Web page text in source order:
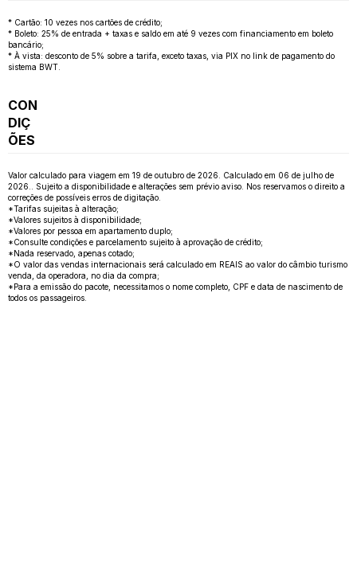
* Cartão: 10 vezes nos cartões de crédito;
* Boleto: 25% de entrada + taxas e saldo em até 9 vezes com financiamento em boleto
bancário;
* À vista: desconto de 5% sobre a tarifa, exceto taxas, via PIX no link de pagamento do
sistema BWT.
CON
DIÇ
ÕES
Valor calculado para viagem em 19 de outubro de 2026. Calculado em 06 de julho de
2026.. Sujeito a disponibilidade e alterações sem prévio aviso. Nos reservamos o direito a
correções de possíveis erros de digitação.
*Tarifas sujeitas à alteração;
*Valores sujeitos à disponibilidade;
*Valores por pessoa em apartamento duplo;
*Consulte condições e parcelamento sujeito à aprovação de crédito;
*Nada reservado, apenas cotado;
*O valor das vendas internacionais será calculado em REAIS ao valor do câmbio turismo
venda, da operadora, no dia da compra;
*Para a emissão do pacote, necessitamos o nome completo, CPF e data de nascimento de
todos os passageiros.